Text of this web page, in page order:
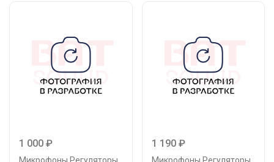
1 000 ₽
Микрофоны Регуляторы
1 190 ₽
Микрофоны Регуляторы